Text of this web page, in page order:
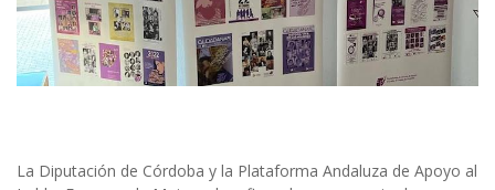
La Diputación de Córdoba y la Plataforma Andaluza de Apoyo al